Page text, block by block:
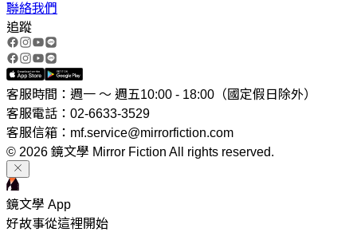
聯絡我們
追蹤
客服時間：週一 ～ 週五10:00 - 18:00（國定假日除外）
客服電話：02-6633-3529
客服信箱：mf.service@mirrorfiction.com
© 2026 鏡文學 Mirror Fiction All rights reserved.
鏡文學 App
好故事從這裡開始